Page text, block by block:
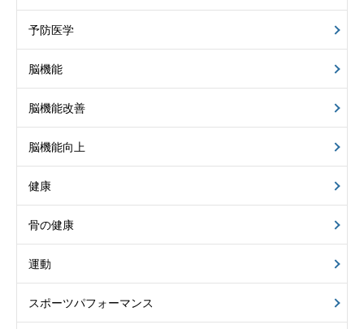
予防医学
脳機能
脳機能改善
脳機能向上
健康
骨の健康
運動
スポーツパフォーマンス